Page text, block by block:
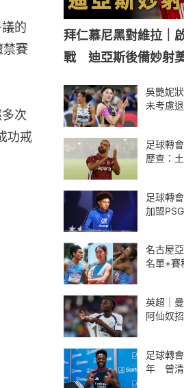
的
禁賽
次
功戒
拜仁慕尼黑對維拉｜
戰 迪亞斯後備妙射
吳艷妮
未考慮
足球轉
歷查：
足球轉
加盟
名古屋
名單+賽
英超｜
阿仙奴
足球轉
年 曾清